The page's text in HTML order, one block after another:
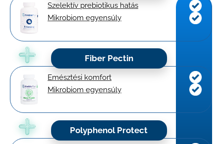
Szelektív prebiotikus hatás
Mikrobiom egyensúly
Fiber Pectin
Emésztési komfort
Mikrobiom egyensúly
Polyphenol Protect